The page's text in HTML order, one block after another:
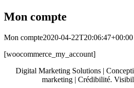
Mon compte
Mon compte2020-04-22T20:06:47+00:00
[woocommerce_my_account]
Digital Marketing Solutions |
marketing | Crédibilité.